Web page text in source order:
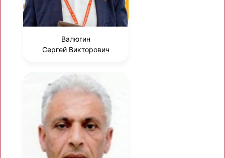
Валюгин
Сергей Викторович